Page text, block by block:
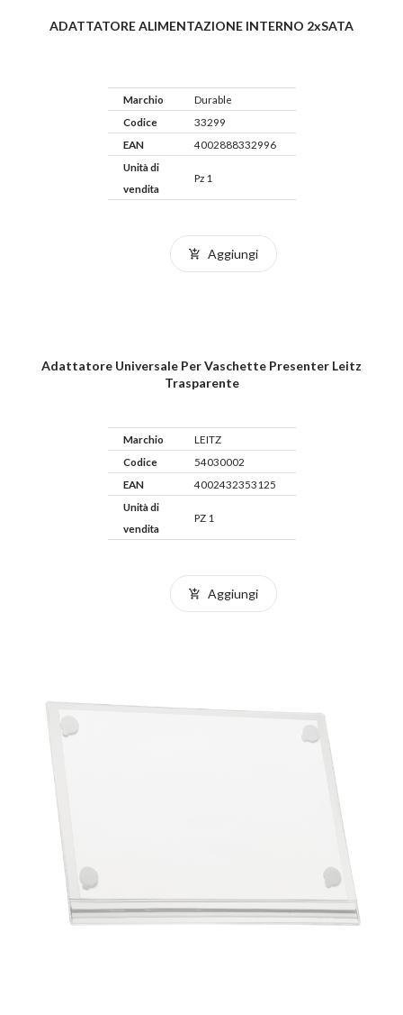
ADATTATORE ALIMENTAZIONE INTERNO 2xSATA
Marchio
Durable
Codice
33299
EAN
4002888332996
Unità di
vendita
Pz 1
Aggiungi
Adattatore Universale Per Vaschette Presenter Leitz
Trasparente
Marchio
LEITZ
Codice
54030002
EAN
4002432353125
Unità di
vendita
PZ 1
Aggiungi